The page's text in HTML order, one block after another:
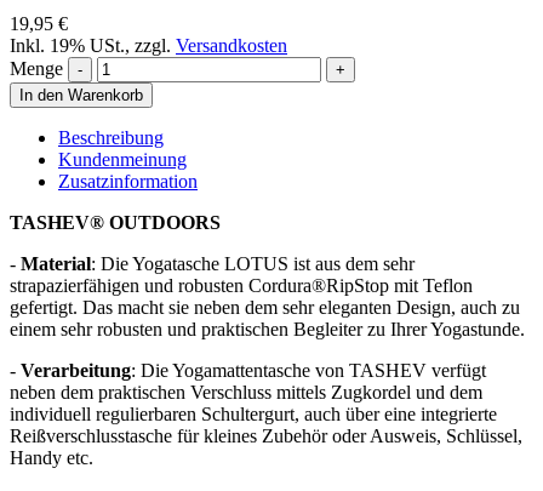
19,95 €
Inkl. 19% USt., zzgl. Versandkosten
Menge
In den Warenkorb
Beschreibung
Kundenmeinung
Zusatzinformation
TASHEV® OUTDOORS
- Material: Die Yogatasche LOTUS ist aus dem sehr
strapazierfähigen und robusten Cordura®RipStop mit Teflon
gefertigt. Das macht sie neben dem sehr eleganten Design, auch zu
einem sehr robusten und praktischen Begleiter zu Ihrer Yogastunde.
- Verarbeitung: Die Yogamattentasche von TASHEV verfügt
neben dem praktischen Verschluss mittels Zugkordel und dem
individuell regulierbaren Schultergurt, auch über eine integrierte
Reißverschlusstasche für kleines Zubehör oder Ausweis, Schlüssel,
Handy etc.